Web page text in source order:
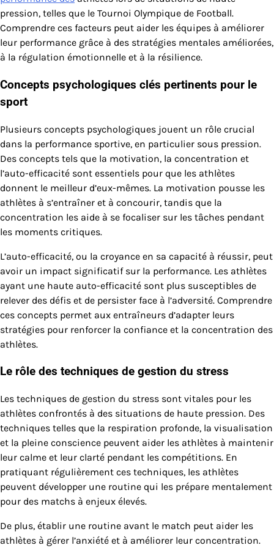
pression, telles que le Tournoi Olympique de Football.
Comprendre ces facteurs peut aider les équipes à améliorer
leur performance grâce à des stratégies mentales améliorées,
à la régulation émotionnelle et à la résilience.
Concepts psychologiques clés pertinents pour le
sport
Plusieurs concepts psychologiques jouent un rôle crucial
dans la performance sportive, en particulier sous pression.
Des concepts tels que la motivation, la concentration et
l’auto-efficacité sont essentiels pour que les athlètes
donnent le meilleur d’eux-mêmes. La motivation pousse les
athlètes à s’entraîner et à concourir, tandis que la
concentration les aide à se focaliser sur les tâches pendant
les moments critiques.
L’auto-efficacité, ou la croyance en sa capacité à réussir, peut
avoir un impact significatif sur la performance. Les athlètes
ayant une haute auto-efficacité sont plus susceptibles de
relever des défis et de persister face à l’adversité. Comprendre
ces concepts permet aux entraîneurs d’adapter leurs
stratégies pour renforcer la confiance et la concentration des
athlètes.
Le rôle des techniques de gestion du stress
Les techniques de gestion du stress sont vitales pour les
athlètes confrontés à des situations de haute pression. Des
techniques telles que la respiration profonde, la visualisation
et la pleine conscience peuvent aider les athlètes à maintenir
leur calme et leur clarté pendant les compétitions. En
pratiquant régulièrement ces techniques, les athlètes
peuvent développer une routine qui les prépare mentalement
pour des matchs à enjeux élevés.
De plus, établir une routine avant le match peut aider les
athlètes à gérer l’anxiété et à améliorer leur concentration.